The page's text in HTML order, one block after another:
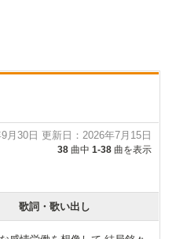
月30日 更新日：2026年7月15日
38 曲中 1-38 曲を表示
歌詞・歌い出し